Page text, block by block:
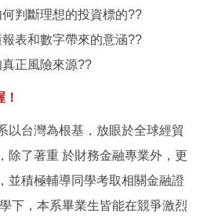
判斷理想的投資標的??
表和數字帶來的意涵??
正風險來源??
以台灣為根基，放眼於全球經貿
除了著重 於財務金融專業外，更
並積極輔導同學考取相關金融證
下，本系畢業生皆能在競爭激烈